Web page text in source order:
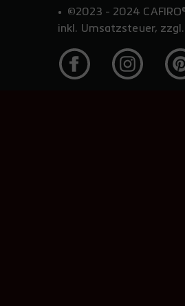
©2023 - 2024
inkl. Umsatzsteuer, zzgl.